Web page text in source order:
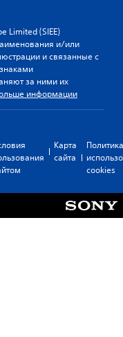
Limited (SIEE)
и/или
и связанные с
за ними их
информации
Карта
сайта
Политика
cookies